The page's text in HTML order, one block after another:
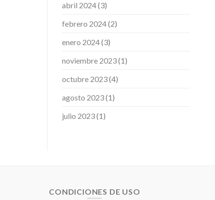
abril 2024(3)
febrero 2024(2)
enero 2024(3)
noviembre 2023(1)
octubre 2023(4)
agosto 2023(1)
julio 2023(1)
CONDICIONES DE USO